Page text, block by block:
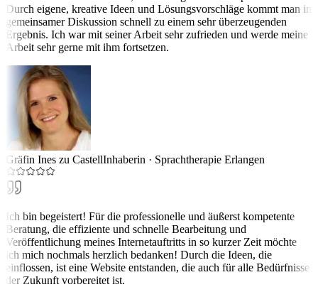
Durch eigene, kreative Ideen und Lösungsvorschläge kommt man in
gemeinsamer Diskussion schnell zu einem sehr überzeugenden
Ergebnis. Ich war mit seiner Arbeit sehr zufrieden und werde meine
Arbeit sehr gerne mit ihm fortsetzen.
Gräfin Ines zu CastellInhaberin · Sprachtherapie Erlangen
Ich bin begeistert! Für die professionelle und äußerst kompetente
Beratung, die effiziente und schnelle Bearbeitung und
Veröffentlichung meines Internetauftritts in so kurzer Zeit möchte
ich mich nochmals herzlich bedanken! Durch die Ideen, die
einflossen, ist eine Website entstanden, die auch für alle Bedürfnisse
der Zukunft vorbereitet ist.